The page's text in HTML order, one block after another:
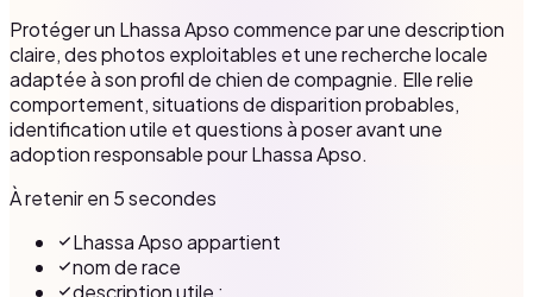
Protéger un Lhassa Apso commence par une description
claire, des photos exploitables et une recherche locale
adaptée à son profil de chien de compagnie. Elle relie
comportement, situations de disparition probables,
identification utile et questions à poser avant une
adoption responsable pour Lhassa Apso.
À retenir en 5 secondes
Lhassa Apso appartient
nom de race
description utile :